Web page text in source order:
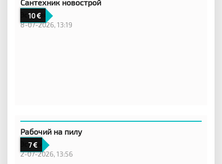
10
Сантехник новострой
Эстония
8-07-2026, 13:19
7
Рабочий на пилу
Эстония
2-07-2026, 13:56